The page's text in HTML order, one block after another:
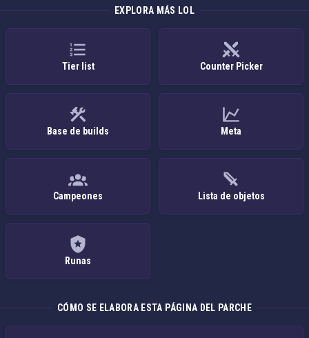
EXPLORA MÁS LOL
Tier list Counter Picker
Base de builds Meta
Campeones Lista de objetos
Runas
CÓMO SE ELABORA ESTA PÁGINA DEL PARCHE